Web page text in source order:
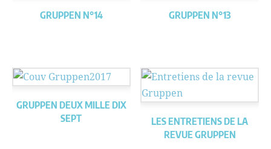
GRUPPEN N°14 GRUPPEN N°13
GRUPPEN DEUX MILLE DIX
SEPT
LES ENTRETIENS DE LA
REVUE GRUPPEN